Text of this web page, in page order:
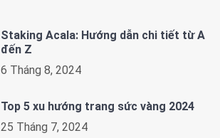
Staking Acala: Hướng dẫn chi tiết từ A
đến Z
6 Tháng 8, 2024
Top 5 xu hướng trang sức vàng 2024
25 Tháng 7, 2024